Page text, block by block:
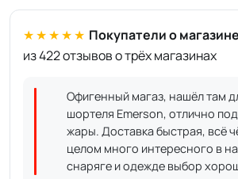
★★★★★ Покупатели о магазине
из 422 отзывов о трёх магазинах
Офигенный магаз, нашёл там
шортеля Emerson, отлично
жары. Доставка быстрая, всё
целом много интересного в
снаряге и одежде выбор